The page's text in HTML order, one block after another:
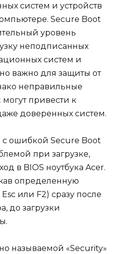
систем и устройств
Secure Boot
уровень
неподписанных
систем и
важно для защиты от
неправильные
привести к
доверенных систем.
с ошибкой Secure Boot
при загрузке,
в BIOS ноутбука Acer.
определенную
или F2) сразу после
до загрузки
называемой «Security»